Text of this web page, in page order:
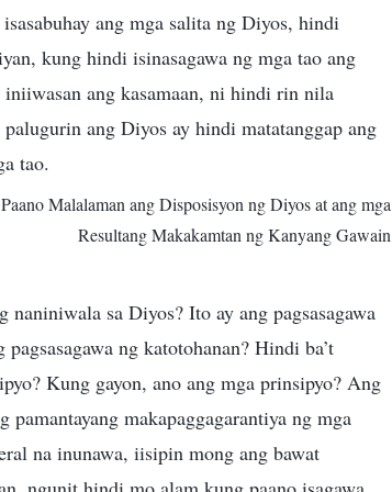
ang mga salita ng Diyos, hindi
kung hindi isinasagawa ng mga tao ang
ang kasamaan, ni hindi rin nila
ang Diyos ay hindi matatanggap ang
tao.
Malalaman ang Disposisyon ng Diyos at ang mga
Resultang Makakamtan ng Kanyang Gawain
sa Diyos? Ito ay ang pagsasagawa
ng katotohanan? Hindi ba’t
Kung gayon, ano ang mga prinsipyo? Ang
makapaggagarantiya ng mga
na inunawa, iisipin mong ang bawat